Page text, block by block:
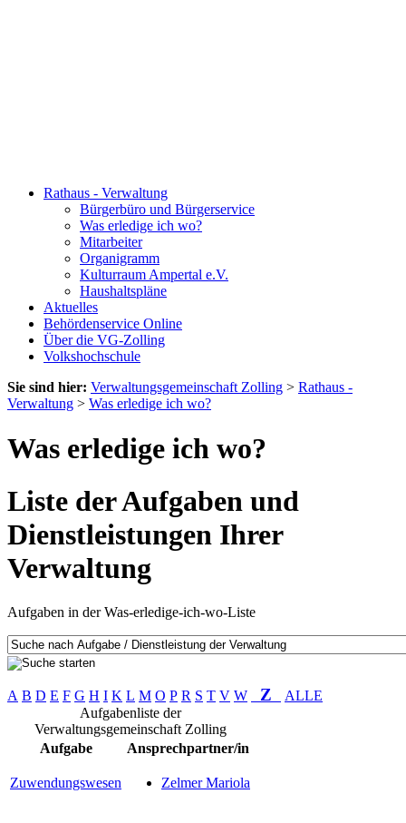
Rathaus - Verwaltung
Bürgerbüro und Bürgerservice
Was erledige ich wo?
Mitarbeiter
Organigramm
Kulturraum Ampertal e.V.
Haushaltspläne
Aktuelles
Behördenservice Online
Über die VG-Zolling
Volkshochschule
Sie sind hier: Verwaltungsgemeinschaft Zolling > Rathaus -
Verwaltung > Was erledige ich wo?
Was erledige ich wo?
Liste der Aufgaben und
Dienstleistungen Ihrer
Verwaltung
Aufgaben in der Was-erledige-ich-wo-Liste
A B D E F G H I K L M O P R S T V W Z
ALLE
Aufgabenliste der
Verwaltungsgemeinschaft Zolling
Aufgabe
Ansprechpartner/in
Zuwendungswesen Zelmer Mariola